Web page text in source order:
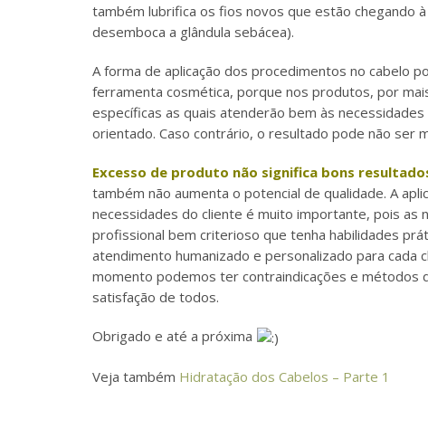
também lubrifica os fios novos que estão chegando
desemboca a glândula sebácea).
A forma de aplicação dos procedimentos no cabelo
ferramenta cosmética, porque nos produtos, por
específicas as quais atenderão bem às
orientado. Caso contrário, o resultado pode não ser
Excesso de produto não significa bons
também não aumenta o potencial de qualidade. A
necessidades do cliente é muito importante, pois as
profissional bem criterioso que tenha habilidades
atendimento humanizado e personalizado para
momento podemos ter contraindicações e métodos
satisfação de todos.
Obrigado e até a próxima
Veja também Hidratação dos Cabelos – Parte 1